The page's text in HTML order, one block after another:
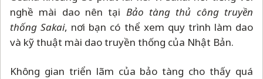
nghề mài dao nên tại Bảo tàng thủ công truyền
thống Sakai, nơi bạn có thể xem quy trình làm dao
và kỹ thuật mài dao truyền thống của Nhật Bản.
Không gian triển lãm của bảo tàng cho thấy quá